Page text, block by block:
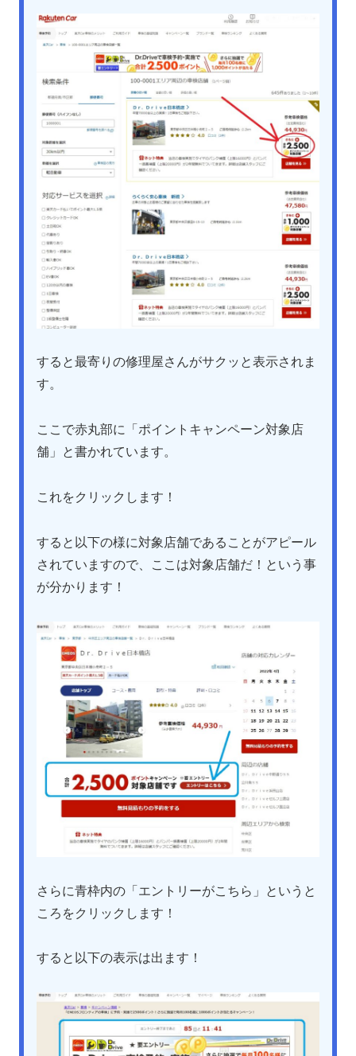
すると最寄りの修理屋さんがサクッと表示されま
す。
ここで赤丸部に「ポイントキャンペーン対象店
舗」と書かれています。
これをクリックします！
すると以下の様に対象店舗であることがアピール
されていますので、ここは対象店舗だ！という事
が分かります！
さらに青枠内の「エントリーがこちら」というと
ころをクリックします！
すると以下の表示は出ます！